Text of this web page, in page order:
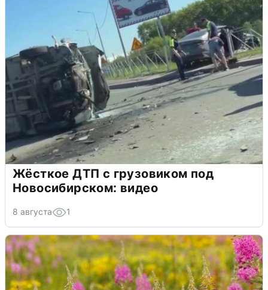
Жёсткое ДТП с грузовиком под
Новосибирском: видео
8 августа 1